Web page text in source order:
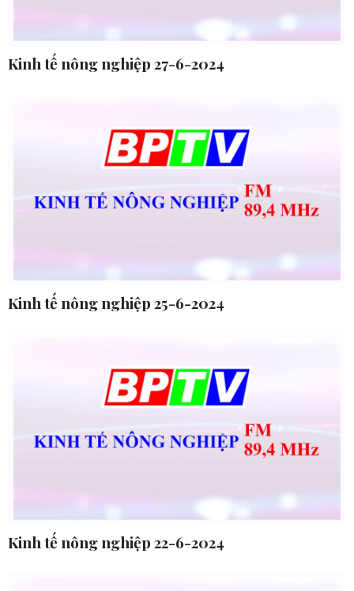
Kinh tế nông nghiệp 27-6-2024
Kinh tế nông nghiệp 25-6-2024
Kinh tế nông nghiệp 22-6-2024